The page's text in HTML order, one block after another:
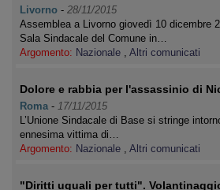
Livorno - 28/11/2015
Assemblea a Livorno giovedì 10 dicembre
Sala Sindacale del Comune in…
Argomento: Nazionale , Altri comunicati
Dolore e rabbia per l'assassinio di
Roma - 17/11/2015
L’Unione Sindacale di Base si stringe
ennesima vittima di…
Argomento: Nazionale , Altri comunicati
"Diritti uguali per tutti".